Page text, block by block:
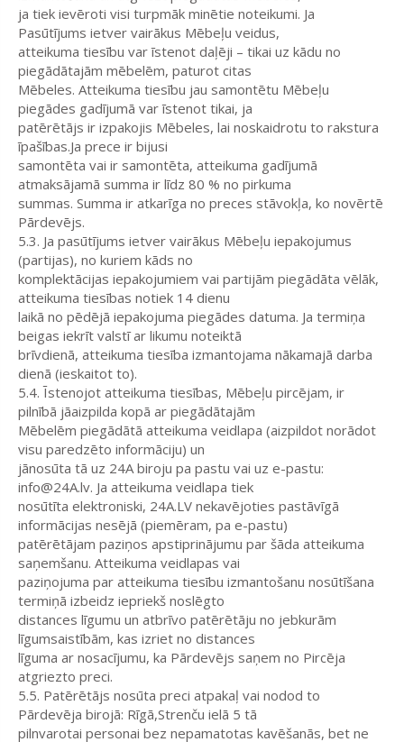
ja tiek ievēroti visi turpmāk minētie noteikumi. Ja
Pasūtījums ietver vairākus Mēbeļu veidus,
atteikuma tiesību var īstenot daļēji – tikai uz kādu no
piegādātajām mēbelēm, paturot citas
Mēbeles. Atteikuma tiesību jau samontētu Mēbeļu
piegādes gadījumā var īstenot tikai, ja
patērētājs ir izpakojis Mēbeles, lai noskaidrotu to rakstura
īpašības.Ja prece ir bijusi
samontēta vai ir samontēta, atteikuma gadījumā
atmaksājamā summa ir līdz 80 % no pirkuma
summas. Summa ir atkarīga no preces stāvokļa, ko novērtē
Pārdevējs.
5.3. Ja pasūtījums ietver vairākus Mēbeļu iepakojumus
(partijas), no kuriem kāds no
komplektācijas iepakojumiem vai partijām piegādāta vēlāk,
atteikuma tiesības notiek 14 dienu
laikā no pēdējā iepakojuma piegādes datuma. Ja termiņa
beigas iekrīt valstī ar likumu noteiktā
brīvdienā, atteikuma tiesība izmantojama nākamajā darba
dienā (ieskaitot to).
5.4. Īstenojot atteikuma tiesības, Mēbeļu pircējam, ir
pilnībā jāaizpilda kopā ar piegādātajām
Mēbelēm piegādātā atteikuma veidlapa (aizpildot norādot
visu paredzēto informāciju) un
jānosūta tā uz 24A biroju pa pastu vai uz e-pastu:
info@24A.lv. Ja atteikuma veidlapa tiek
nosūtīta elektroniski, 24A.LV nekavējoties pastāvīgā
informācijas nesējā (piemēram, pa e-pastu)
patērētājam paziņos apstiprinājumu par šāda atteikuma
saņemšanu. Atteikuma veidlapas vai
paziņojuma par atteikuma tiesību izmantošanu nosūtīšana
termiņā izbeidz iepriekš noslēgto
distances līgumu un atbrīvo patērētāju no jebkurām
līgumsaistībām, kas izriet no distances
līguma ar nosacījumu, ka Pārdevējs saņem no Pircēja
atgriezto preci.
5.5. Patērētājs nosūta preci atpakaļ vai nodod to
Pārdevēja birojā: Rīgā,Strenču ielā 5 tā
pilnvarotai personai bez nepamatotas kavēšanās, bet ne